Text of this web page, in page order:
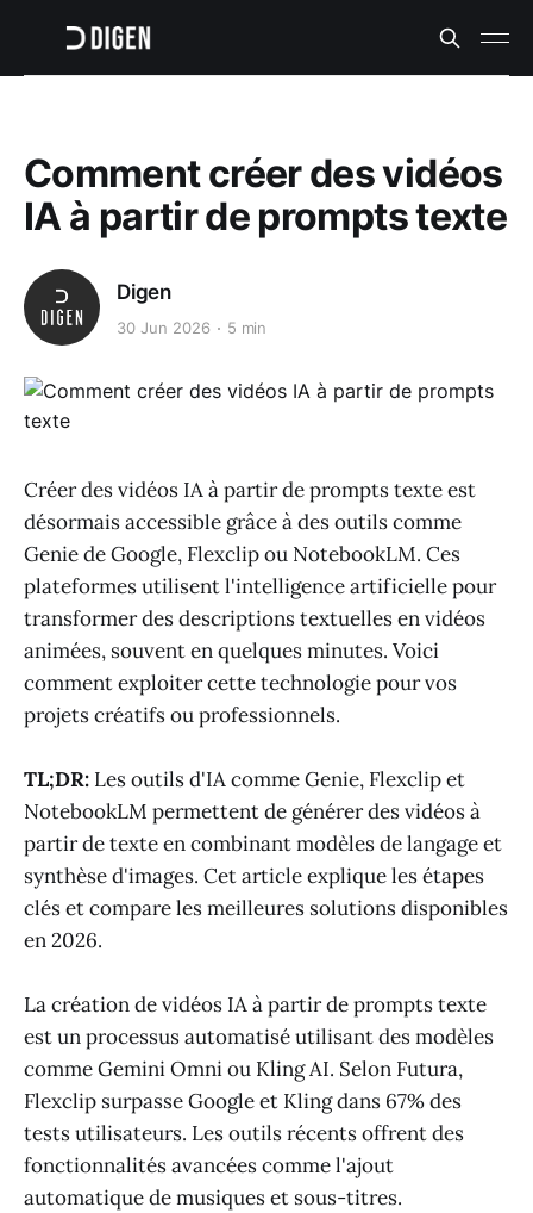
Comment créer des vidéos
IA à partir de prompts texte
Digen
30 Jun 2026 5 min
Créer des vidéos IA à partir de prompts texte est
désormais accessible grâce à des outils comme
Genie de Google, Flexclip ou NotebookLM. Ces
plateformes utilisent l'intelligence artificielle pour
transformer des descriptions textuelles en vidéos
animées, souvent en quelques minutes. Voici
comment exploiter cette technologie pour vos
projets créatifs ou professionnels.
TL;DR: Les outils d'IA comme Genie, Flexclip et
NotebookLM permettent de générer des vidéos à
partir de texte en combinant modèles de langage et
synthèse d'images. Cet article explique les étapes
clés et compare les meilleures solutions disponibles
en 2026.
La création de vidéos IA à partir de prompts texte
est un processus automatisé utilisant des modèles
comme Gemini Omni ou Kling AI. Selon Futura,
Flexclip surpasse Google et Kling dans 67% des
tests utilisateurs. Les outils récents offrent des
fonctionnalités avancées comme l'ajout
automatique de musiques et sous-titres.